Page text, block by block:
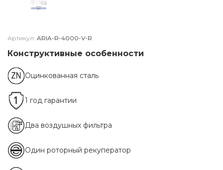
Артикул: ARIA-R-4000-V-R
Конструктивные особенности
Оцинкованная сталь
1 год гарантии
Два воздушных фильтра
Один роторный рекуператор